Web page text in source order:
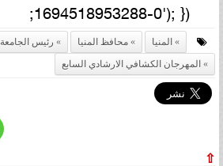
1694518953288-0'); });
المنيا محافظ المنيا رئيس الجامعة
المهرجان الكشافي الارشادي السابع
⇧